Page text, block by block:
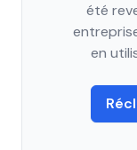
été
en